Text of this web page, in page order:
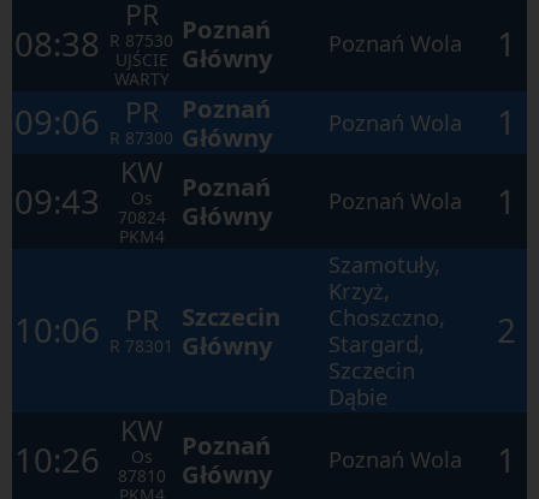
08:38
PR
R 87530
UJŚCIE
WARTY
Poznań
Główny
Poznań Wola
1
09:06
PR
R 87300
Poznań
Główny
Poznań Wola
1
09:43
KW
Os
70824
PKM4
Poznań
Główny
Poznań Wola 1
10:06 PR
R 78301
Szczecin
Główny
Szamotuły,
Krzyż,
Choszczno,
Stargard,
Szczecin
Dąbie
2
10:26
KW
Os
87810
Poznań
Główny
Poznań Wola
1
otwartego
okna.